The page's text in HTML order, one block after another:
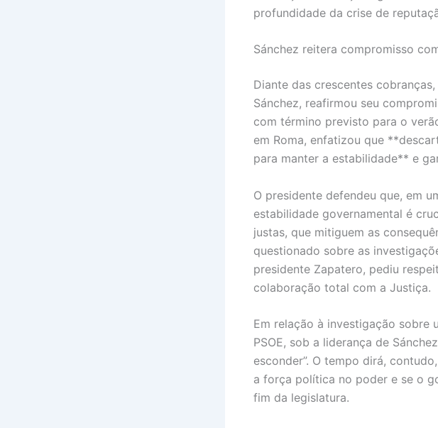
profundidade da crise de
Sánchez reitera compromisso
Diante das crescentes
Sánchez, reafirmou seu
com término previsto para o
em Roma, enfatizou que
para manter a estabilidade** e
O presidente defendeu que, em
estabilidade governamental é
justas, que mitiguem as
questionado sobre as
presidente Zapatero, pediu
colaboração total com a Justiça.
Em relação à investigação sobre
PSOE, sob a liderança de
esconder”. O tempo dirá,
a força política no poder e se o
fim da legislatura.